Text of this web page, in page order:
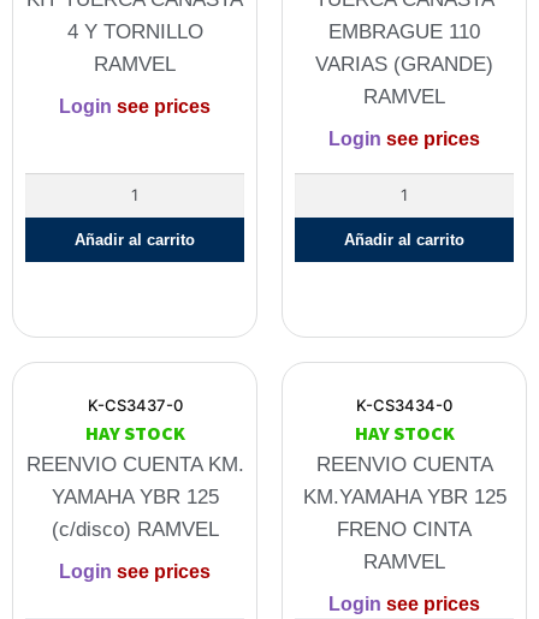
4 Y TORNILLO
RAMVEL
Login see prices
Añadir al carrito
EMBRAGUE 110
VARIAS (GRANDE)
RAMVEL
Login see prices
Añadir al carrito
K-CS3437-0
HAY STOCK
REENVIO CUENTA KM.
YAMAHA YBR 125
(c/disco) RAMVEL
Login see prices
K-CS3434-0
HAY STOCK
REENVIO CUENTA
KM.YAMAHA YBR 125
FRENO CINTA
RAMVEL
Login see prices